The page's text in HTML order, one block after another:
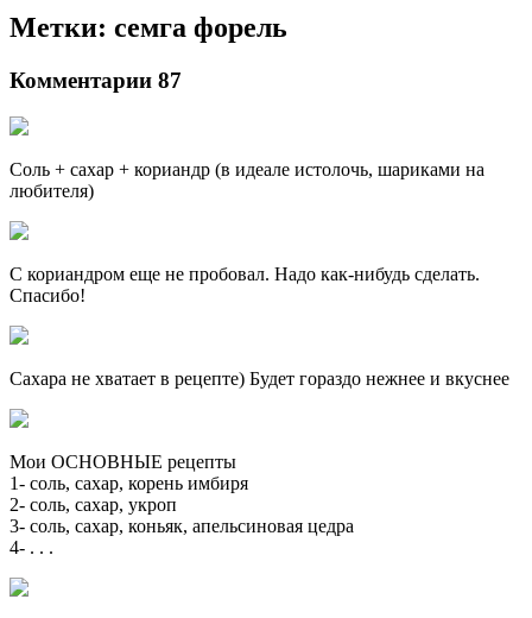
Метки: семга форель
Комментарии 87
Соль + сахар + кориандр (в идеале истолочь, шариками на
любителя)
C кориандром еще не пробовал. Надо как-нибудь сделать.
Спасибо!
Сахара не хватает в рецепте) Будет гораздо нежнее и вкуснее
Мои ОСНОВНЫЕ рецепты
1- соль, сахар, корень имбиря
2- соль, сахар, укроп
3- соль, сахар, коньяк, апельсиновая цедра
4- . . .